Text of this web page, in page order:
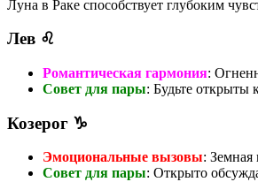
Луна в Раке способствует глубоким
Лев ♌
Романтическая гармония:
Совет для пары: Будьте открыты
Козерог ♑
Эмоциональные вызовы: Земная
Совет для пары: Открыто